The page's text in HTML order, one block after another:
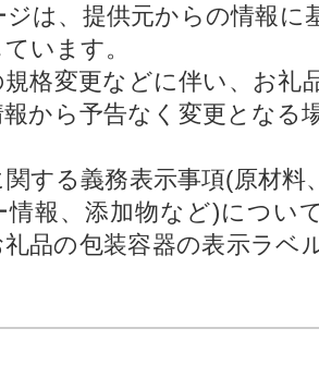
は、提供元からの情報に
います。
格変更などに伴い、お礼
から予告なく変更となる
する義務表示事項(原材料
情報、添加物など)につい
品の包装容器の表示ラベ